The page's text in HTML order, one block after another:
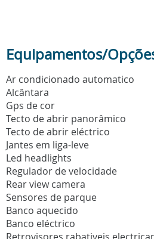
Equipamentos/
Ar condicionado automatico
Alcântara
Gps de cor
Tecto de abrir panorâmico
Tecto de abrir eléctrico
Jantes em liga-leve
Led headlights
Regulador de velocidade
Rear view camera
Sensores de parque
Banco aquecido
Banco eléctrico